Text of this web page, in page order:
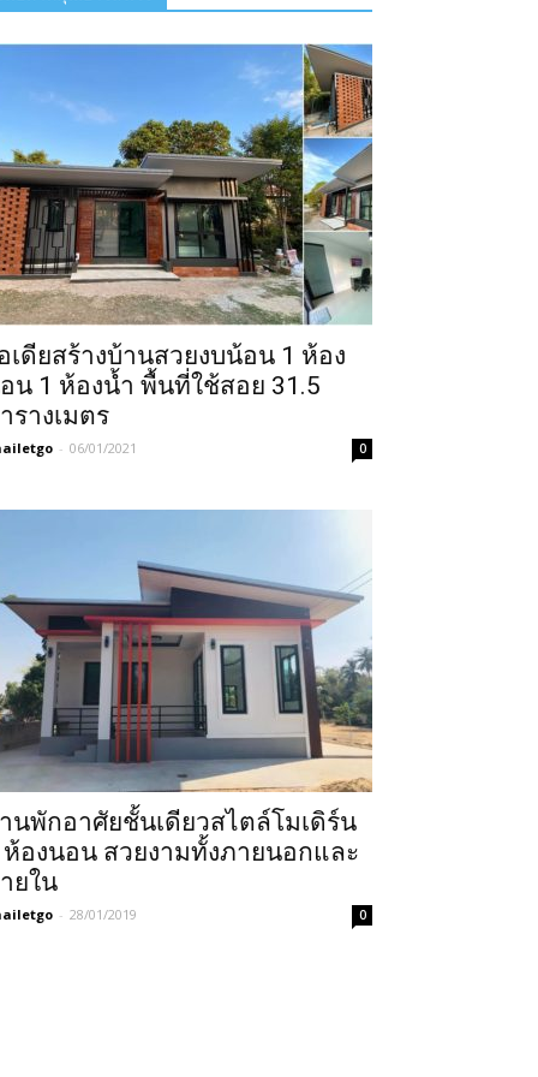
เดียสร้างบ้านสวยงบน้อน 1 ห้อง
น 1 ห้องน้ำ พื้นที่ใช้สอย 31.5
รางเมตร
- 06/01/2021 0
นพักอาศัยชั้นเดียวสไตล์โมเดิร์น
ห้องนอน สวยงามทั้งภายนอกและ
ยใน
- 28/01/2019 0